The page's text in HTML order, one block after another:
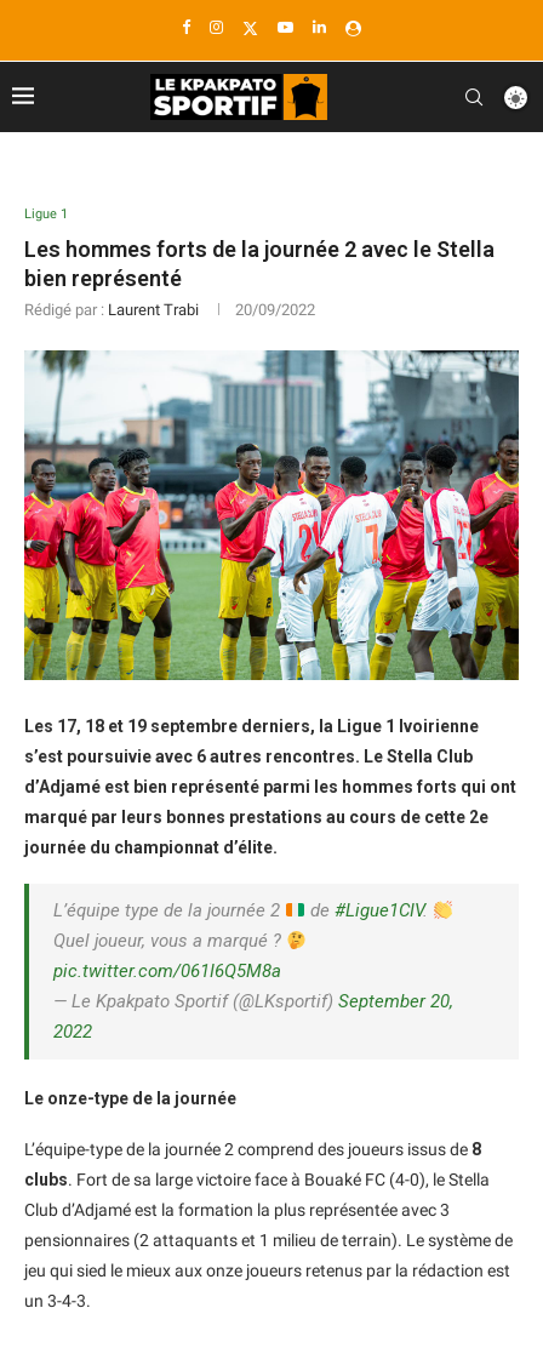
Ligue 1
Les hommes forts de la journée 2 avec le Stella
bien représenté
Rédigé par : Laurent Trabi 20/09/2022
Les 17, 18 et 19 septembre derniers, la Ligue 1 Ivoirienne
s’est poursuivie avec 6 autres rencontres. Le Stella Club
d’Adjamé est bien représenté parmi les hommes forts qui ont
marqué par leurs bonnes prestations au cours de cette 2e
journée du championnat d’élite.
L’équipe type de la journée 2 de#Ligue1CIV.
Quel joueur, vous a marqué ?
pic.twitter.com/061I6Q5M8a
— Le Kpakpato Sportif (@LKsportif) September 20,
2022
Le onze-type de la journée
L’équipe-type de la journée 2 comprend des joueurs issus de 8
clubs. Fort de sa large victoire face à Bouaké FC (4-0), le Stella
Club d’Adjamé est la formation la plus représentée avec 3
pensionnaires (2 attaquants et 1 milieu de terrain). Le système de
jeu qui sied le mieux aux onze joueurs retenus par la rédaction est
un 3-4-3.